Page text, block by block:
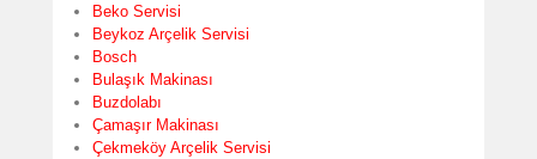
Beko Servisi
Beykoz Arçelik Servisi
Bosch
Bulaşık Makinası
Buzdolabı
Çamaşır Makinası
Çekmeköy Arçelik Servisi